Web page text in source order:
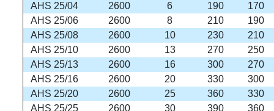
AHS 25/04
2600 6 190
170
AHS 25/06
2600 8 210
190
AHS 25/08
2600 10 230
210
AHS 25/10
2600 13 270
250
AHS 25/13
2600 16 300
270
AHS 25/16
2600 20 330
300
AHS 25/20
2600 25 360
330
AHS 25/25
2600 30 390 360